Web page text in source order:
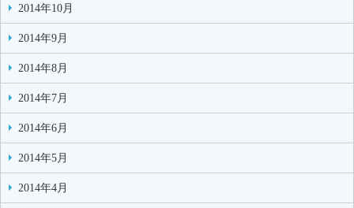
2014年10月
2014年9月
2014年8月
2014年7月
2014年6月
2014年5月
2014年4月